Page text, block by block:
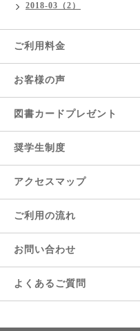
2018-03（2）
ご利用料金
お客様の声
図書カードプレゼント
奨学生制度
アクセスマップ
ご利用の流れ
お問い合わせ
よくあるご質問